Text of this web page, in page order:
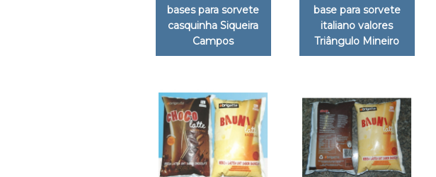
bases para sorvete
casquinha Siqueira
Campos
base para sorvete
italiano valores
Triângulo Mineiro